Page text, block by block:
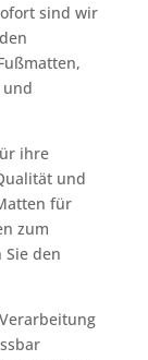
sind wir
ihre
und
für
zum
den